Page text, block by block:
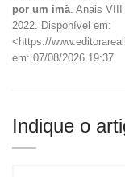
por um imã . Anais
2022. Disponível em:
<https://
em: 07/08/2026 19:37
Indique o